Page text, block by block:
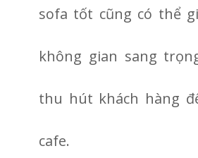
sofa tốt cũng có thể
không gian sang
thu hút khách hàng
cafe.